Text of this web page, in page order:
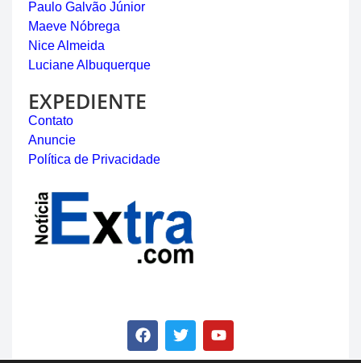
Paulo Galvão Júnior
Maeve Nóbrega
Nice Almeida
Luciane Albuquerque
EXPEDIENTE
Contato
Anuncie
Política de Privacidade